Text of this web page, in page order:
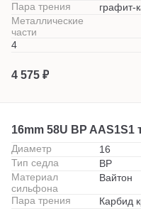
Пара трения
графит-
Металлические
части
4
4 575 ₽
16mm 58U BP
Диаметр
16
Тип седла
BP
Материал
сильфона
Вайтон
Пара трения
Карбид